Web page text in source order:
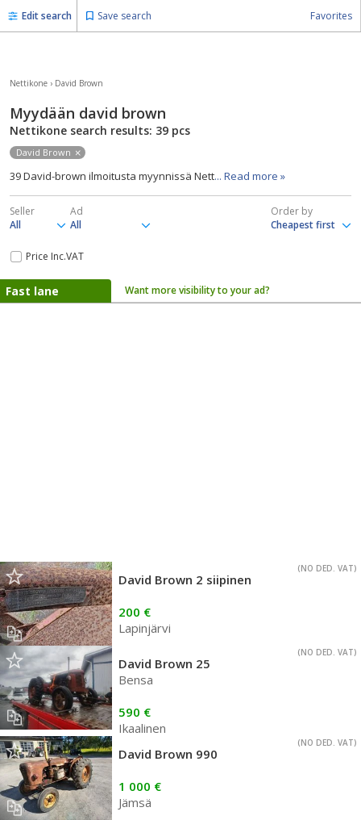
Edit search Save search Favorites
Nettikone › David Brown
Myydään david brown
Nettikone search results: 39 pcs
David Brown
39 David-brown ilmoitusta myynnissä Nett... Read more »
Seller Ad Order by
Price Inc.VAT
Fast lane Want more visibility to your ad?
(NO DED. VAT)
David Brown 2 siipinen
200 €
Lapinjärvi
(NO DED. VAT)
David Brown 25
Bensa
590 €
Ikaalinen
(NO DED. VAT)
David Brown 990
1 000 €
Jämsä